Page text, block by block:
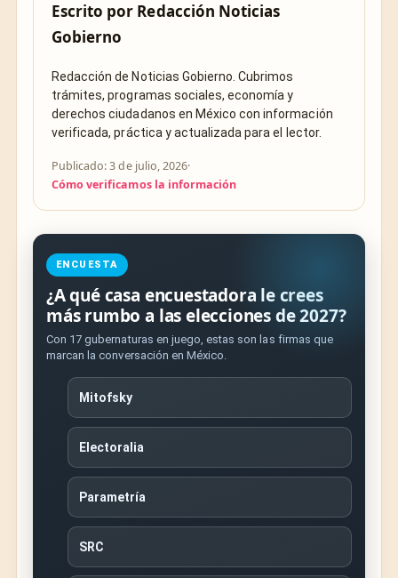
Escrito por Redacción Noticias
Gobierno
Redacción de Noticias Gobierno. Cubrimos
trámites, programas sociales, economía y
derechos ciudadanos en México con información
verificada, práctica y actualizada para el lector.
Publicado: 3 de julio, 2026·
Cómo verificamos la información
ENCUESTA
¿A qué casa encuestadora le crees
más rumbo a las elecciones de 2027?
Con 17 gubernaturas en juego, estas son las firmas que
marcan la conversación en México.
Mitofsky
Electoralia
Parametría
SRC